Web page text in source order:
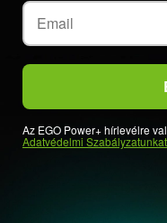
Az EGO Power+ hírlevélre
Adatvédelmi Szabályzatunkat